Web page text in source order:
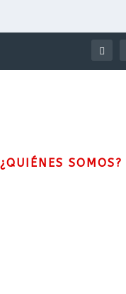
¿QUIÉNES SOMOS?